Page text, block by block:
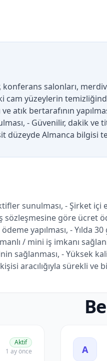
salonları,
cam yüzeylerin
atık bertarafının
- Güvenilir, dakik ve
düzeyde Almanca bilgisi
sunulması, - Şirket içi
sözleşmesine göre ücret
yapılması, - Yılda
/ mini iş imkanı
sağlanması, - Yüksek
aracılığıyla sürekli ve
Aktif
1 ay önce
A